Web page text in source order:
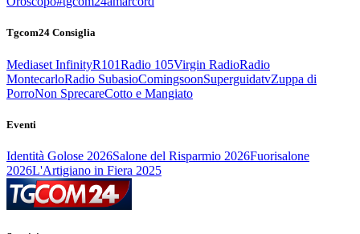
Tgcom24 Consiglia
Mediaset InfinityR101Radio 105Virgin RadioRadio
MontecarloRadio SubasioComingsoonSuperguidatvZuppa di
PorroNon SprecareCotto e Mangiato
Eventi
Identità Golose 2026Salone del Risparmio 2026Fuorisalone
2026L'Artigiano in Fiera 2025